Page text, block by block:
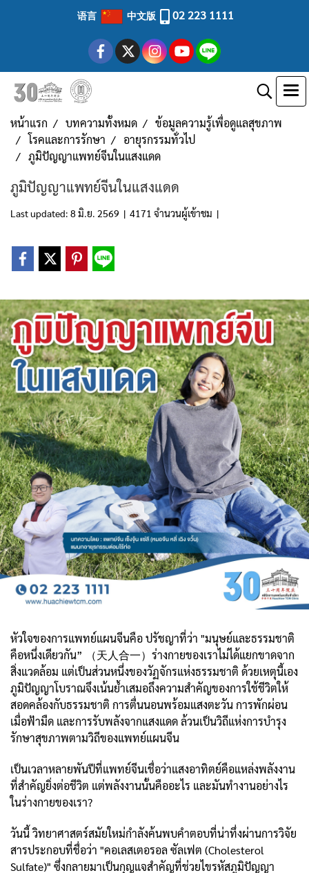
语言 中文版 02 223 1111
หน้าแรก บทความทั้งหมด
ข้อมูลความรู้เพื่อดูแลสุขภาพ
โรคและการรักษา
อายุรกรรมทั่วไป
ภูมิปัญญาแพทย์จีนในแสงแดด
ภูมิปัญญาแพทย์จีนในแสงแดด
Last updated: 8 มิ.ย. 2569 | 4171 จำนวนผู้เข้าชม |
หัวใจของการแพทย์แผนจีนคือ ปรัชญาที่ว่า "มนุษย์และธรรมชาติ
คือหนึ่งเดียวกัน” （天人合一）ร่างกายของเราไม่ได้แยกขาดจาก
สิ่งแวดล้อม แต่เป็นส่วนหนึ่งของวัฏจักรแห่งธรรมชาติ ด้วยเหตุนี้เอง
ภูมิปัญญาโบราณจึงเน้นย้ำเสมอถึงความสำคัญของการใช้ชีวิตให้
สอดคล้องกับธรรมชาติ การตื่นนอนพร้อมแสงตะวัน การพักผ่อน
เมื่อฟ้ามืด และการรับพลังจากแสงแดด ล้วนเป็นวิถีแห่งการบำรุง
รักษาสุขภาพตามวิถีของแพทย์แผนจีน
เป็นเวลาหลายพันปีที่แพทย์จีนเชื่อว่าแสงอาทิตย์คือแหล่งพลังงาน
ที่สำคัญยิ่งต่อชีวิต แต่พลังงานนั้นคืออะไร และมันทำงานอย่างไร
ในร่างกายของเรา?
วันนี้ วิทยาศาสตร์สมัยใหม่กำลังค้นพบคำตอบที่น่าทึ่งผ่านการวิจัย
สารประกอบที่ชื่อว่า "คอเลสเตอรอล ซัลเฟต (Cholesterol
Sulfate)" ซึ่งกลายมาเป็นกุญแจสำคัญที่ช่วยไขรหัสภูมิปัญญา